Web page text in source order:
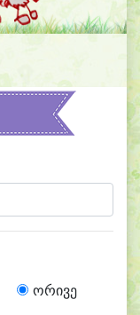
ორივე